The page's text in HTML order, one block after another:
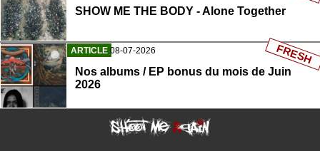
SHOW ME THE BODY - Alone Together
ARTICLE 08-07-2026
Nos albums / EP bonus du mois de Juin
2026
FRESH